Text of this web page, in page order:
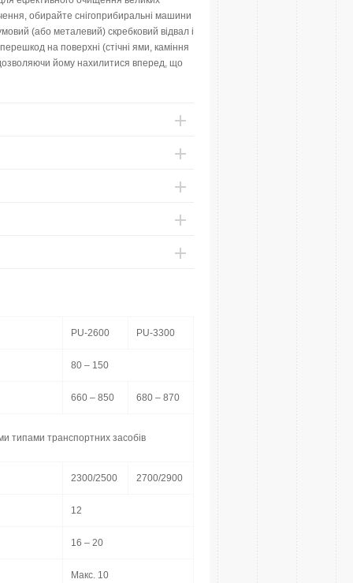
обирайте снігоприбиральні машини
(або металевий) скребковий відвал і
на поверхні (стічні ями, каміння
йому нахилитися вперед, що
PU-2600 PU-3300
80 – 150
660 – 850 680 – 870
типами транспортних засобів
2300/2500 2700/2900
12
16 – 20
Макс. 10